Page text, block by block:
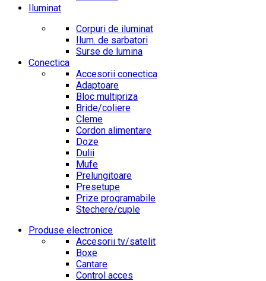
Iluminat
Corpuri de iluminat
Ilum. de sarbatori
Surse de lumina
Conectica
Accesorii conectica
Adaptoare
Bloc multipriza
Bride/coliere
Cleme
Cordon alimentare
Doze
Dulii
Mufe
Prelungitoare
Presetupe
Prize programabile
Stechere/cuple
Produse electronice
Accesorii tv/satelit
Boxe
Cantare
Control acces